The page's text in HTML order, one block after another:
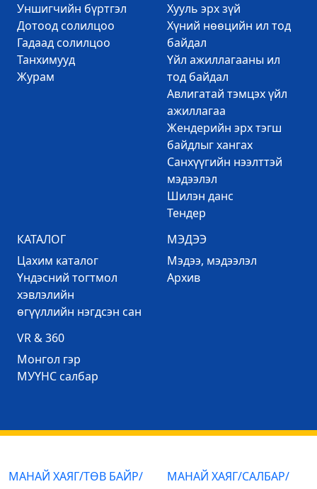
Уншигчийн бүртгэл
Дотоод солилцоо
Гадаад солилцоо
Танхимууд
Журам
Хууль эрх зүй
Хүний нөөцийн ил тод
байдал
Үйл ажиллагааны ил
тод байдал
Авлигатай тэмцэх үйл
ажиллагаа
Жендерийн эрх тэгш
байдлыг хангах
Санхүүгийн нээлттэй
мэдээлэл
Шилэн данс
Тендер
КАТАЛОГ
Цахим каталог
Үндэсний тогтмол
хэвлэлийн
өгүүллийн нэгдсэн сан
МЭДЭЭ
Mэдээ, мэдээлэл
Архив
VR & 360
Mонгол гэр
МУҮНС салбар
МАНАЙ ХАЯГ/ТӨВ БАЙР/
МАНАЙ ХАЯГ/САЛБАР/